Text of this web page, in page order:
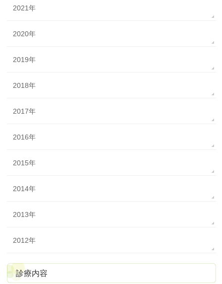
2021年
2020年
2019年
2018年
2017年
2016年
2015年
2014年
2013年
2012年
診療内容